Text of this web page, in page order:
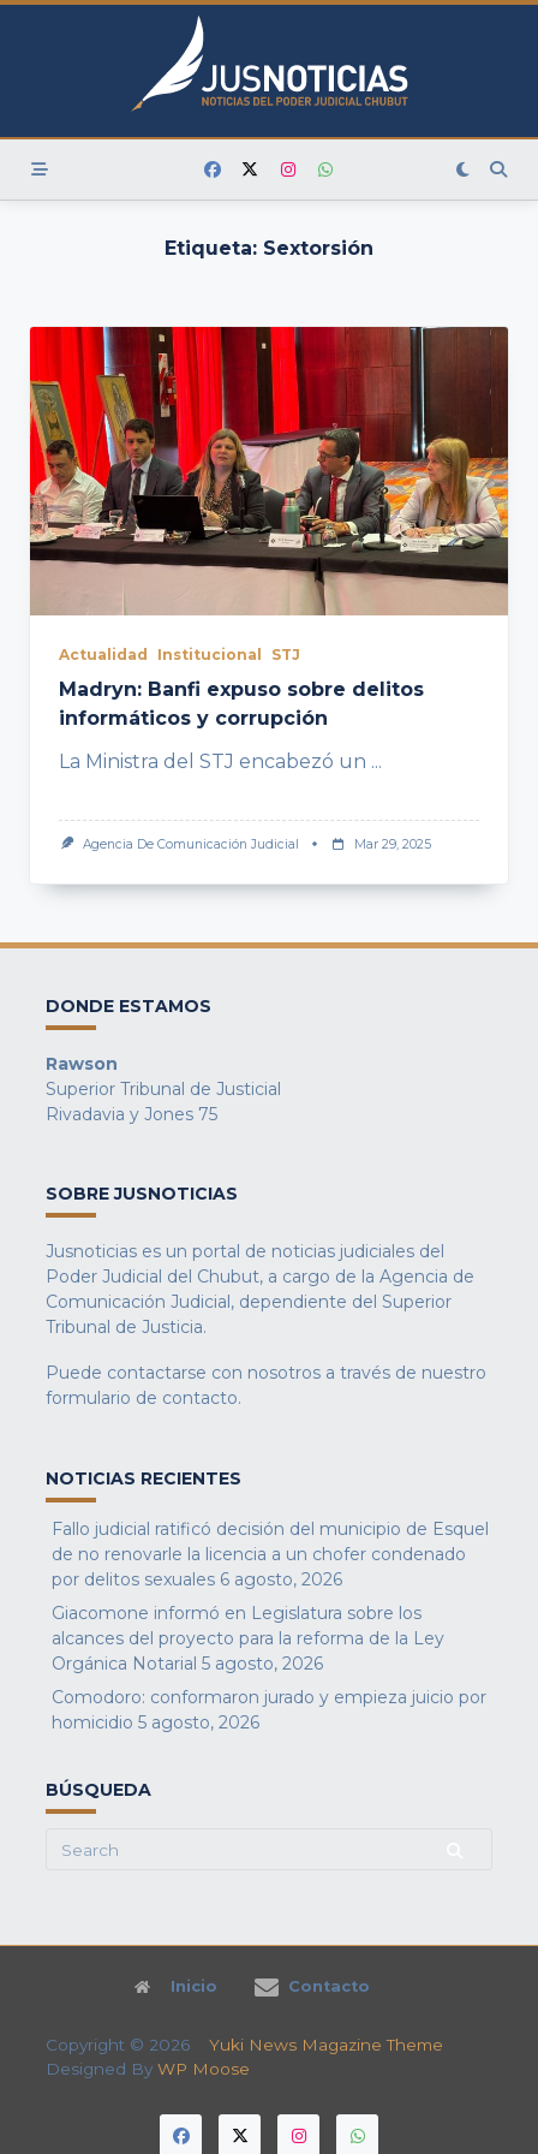
Skip
Etiqueta: Sextorsión
Actualidad Institucional STJ
Madryn: Banfi expuso sobre delitos
informáticos y corrupción
La Ministra del STJ encabezó un ...
Agencia De Comunicación Judicial Mar 29, 2025
DONDE ESTAMOS
Rawson
Superior Tribunal de Justicial
Rivadavia y Jones 75
SOBRE JUSNOTICIAS
Jusnoticias es un portal de noticias judiciales del
Poder Judicial del Chubut, a cargo de la Agencia de
Comunicación Judicial, dependiente del Superior
Tribunal de Justicia.
Puede contactarse con nosotros a través de nuestro
formulario de contacto.
NOTICIAS RECIENTES
Fallo judicial ratificó decisión del municipio de Esquel
de no renovarle la licencia a un chofer condenado
por delitos sexuales 6 agosto, 2026
Giacomone informó en Legislatura sobre los
alcances del proyecto para la reforma de la Ley
Orgánica Notarial 5 agosto, 2026
Comodoro: conformaron jurado y empieza juicio por
homicidio 5 agosto, 2026
BÚSQUEDA
Search
Inicio Contacto
Copyright © 2026 Yuki News Magazine Theme
Designed By WP Moose